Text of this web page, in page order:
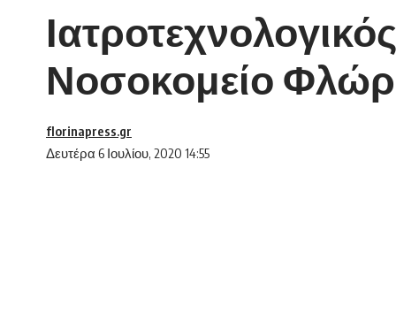
Νοσοκομείο
Δευτέρα 6 Ιουλίου, 2020 14:55
florinapress.gr